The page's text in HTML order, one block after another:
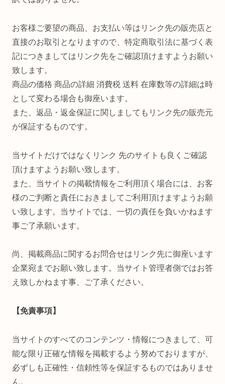
お客様ご要望の商品、お支払い等はリンク先の販売店と
直接のお取引となりますので、特定商取引法に基づく表
記につきましてはリンク先をご確認頂けますようお願い
致します。
商品の価格 商品の詳細 消費税 送料 在庫数等の詳細は時
として変わる場合も御座います。
また、返品・返金保証に関しましてもリンク先の販売元
が保証するものです。
当サイトだけではなくリンク 先のサイトも良くご確認
頂けますようお願い致します。
また、当サイトの掲載情報をご利用頂く場合には、お客
様のご判断と責任におきましてご利用頂けますようお願
い致します。当サイトでは、一切の責任を負いかねます
事ご了承願います。
尚、掲載商品に関するお問合せはリンク先に御座います
企業宛までお願い致します。当サイト管理者側ではお答
え致しかねます事、ご了承ください。
【免責事項】
当サイトのすべてのコンテンツ・情報につきまして、可
能な限り正確な情報を掲載するよう努めておりますが、
必ずしも正確性・信頼性等を保証するものではありませ
ん。